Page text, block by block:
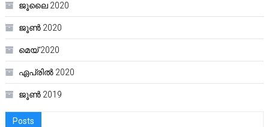
ജൂലൈ 2020
ജൂൺ 2020
മെയ്‌ 2020
ഏപ്രിൽ 2020
ജൂൺ 2019
Posts